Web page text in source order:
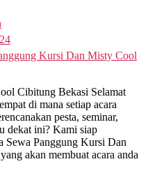
Kursi Dan Misty Cool
Cibitung Bekasi Selamat
di mana setiap acara
pesta, seminar,
dekat ini? Kami siap
Sewa Panggung Kursi Dan
akan membuat acara anda